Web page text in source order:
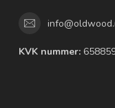
KVK nummer: